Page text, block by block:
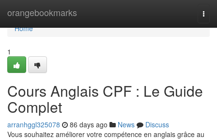
orangebookmarks
Home
Home
1
Cours Anglais CPF : Le Guide
Complet
arranhggl325078 86 days ago News
Discuss
Vous souhaitez améliorer votre compétence en anglais grâce au